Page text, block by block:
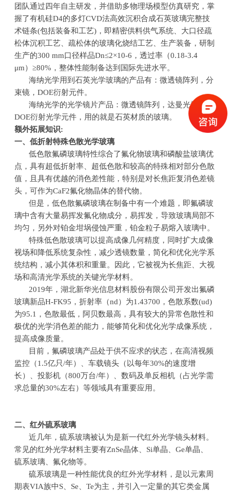
团队通过四年自主研发，并借助多物理场模型仿真研究，掌
握了有机硅D4的多灯CVD法高效沉积合成石英玻璃完整技
术链条(包括装备和工艺) ，即精密供料供气系统、大口径疏
松体沉积工艺、疏松体的玻璃化烧结工艺、生产装备，研制
生产的300 mm口径样品Dn≤2×10-6 ，透过率（0.18-3.4
μm）≥80% ，整体性能制备达到国际先进水平。
海纳光学用到石英光学玻璃的产品有：微透镜阵列，分
束镜，DOE衍射元件。
海纳光学的光学镜片产品：微透镜阵列，达曼光栅，
DOE衍射光学元件，用的就是石英材质的玻璃。
额外拓展知识:
一、低折射特殊色散光学玻璃
低色散氟磷玻璃特性综合了氟化物玻璃和磷酸盐玻璃优
点，具有超低折射率、超低色散和较高的特殊相对部分色散
值，且具有优越的消色差性能，特别是对长焦距复消色差镜
头，可作为CaF2氟化物晶体的替代物。
但是，低色散氟磷玻璃在制备中有一个难题，即氟磷玻
璃中含有大量易挥发氟化物成分，易挥发，导致玻璃局部不
均匀，另外对铂金坩埚侵蚀严重，铂金粒子易熔入玻璃中。
特殊低色散玻璃可以提高成像几何精度，同时扩大成像
视场和降低系统复杂性，减少透镜数量，简化和优化光学系
统结构，减小其体积和重量。因此，它被视为长焦距、大视
场和高清光学系统的关键光学材料。
2019年，湖北新华光信息材料股份有限公司开发出氟磷
玻璃新品H-FK95 ，折射率（nd）为1.43700 ，色散系数(ud)
为95.1 ，色散最低，阿贝数最高，具有较大的异常色散性和
极优的光学消色差的能力，能够简化和优化光学成像系统，
提高成像质量。
目前，氟磷玻璃产品处于供不应求的状态，在高清视频
监控（1.5亿只/年）、车载镜头（以每年30%的速度增
长）、投影机（800万台/年）、数码及单反相机（占光学需
求总量的30%左右）等领域具有重要应用。
二、红外硫系玻璃
近几年，硫系玻璃被认为是新一代红外光学镜头材料。
常见的红外光学材料主要有ZnSe晶体、 Si单晶、Ge单晶、
硫系玻璃、氟化物等。
硫系玻璃是一种性能优良的红外光学材料，是以元素周
期表VIA族中S Se 、Te为主，并引入一定量的其它类金属